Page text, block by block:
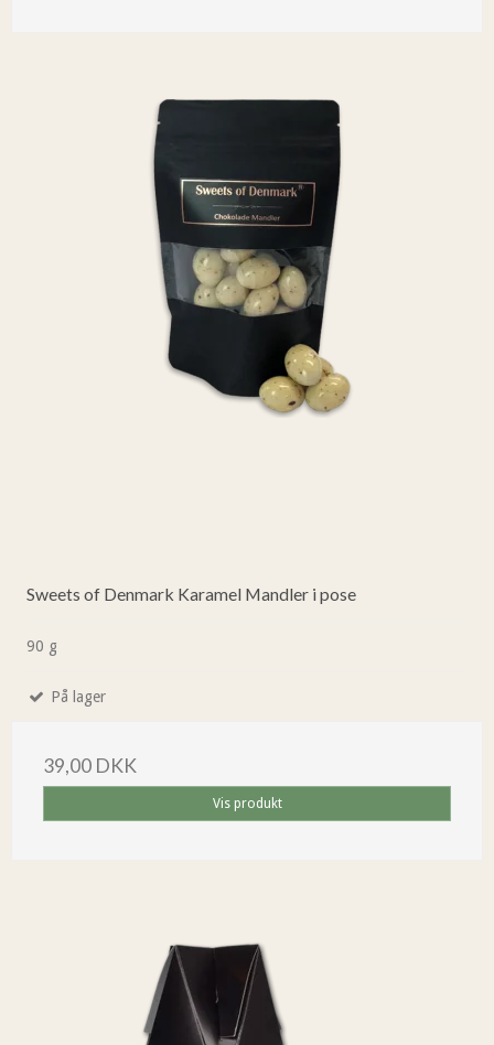
Sweets of Denmark Karamel Mandler i pose
90 g
På lager
39,00 DKK
Vis produkt